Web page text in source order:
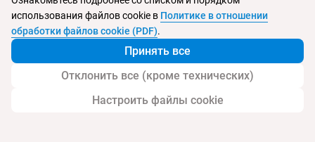
Anona Beachfront Phuket Resort
использования файлов cookie в Политике в отношении
обработки файлов cookie (PDF).
Принять все
Отклонить все (кроме технических)
Настроить файлы cookie